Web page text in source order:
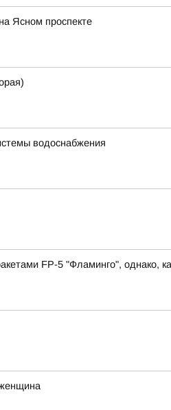
Ясном проспекте
водоснабжения
FP-5 "Фламинго", однако,